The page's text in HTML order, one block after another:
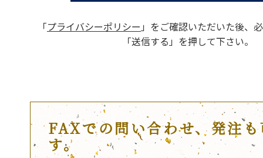
「プライバシーポリシー 」をご確認いただいた後、
「送信する」を押して下さい。
FAXでの問い合わせ、発注
す。